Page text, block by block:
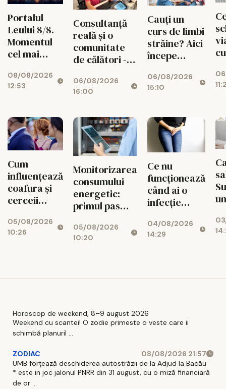
Portalul
Leului 8/8.
Momentul
cel mai
verii
08/08/2026
12:53
Consultanță
reală și o
comunitate
de călători -
spatele
fiecărui
CISTOUR
06/08/2026
16:00
Cauți un
curs de limbi
străine? Aici
începe
ta cu Lingua
Transcript
06/08/2026
15:10
Cum
influențează
coafura și
cerceii
care o lași la
prima
05/08/2026
10:26
Monitorizarea
consumului
energetic:
primul pas
reducerea
costurilor
05/08/2026
10:20
Ce nu
funcționează
când ai o
infecție
recurentă și
ce poate
04/08/2026
14:29
Horoscop de weekend, 8–9 august 2026
Weekend cu scantei! O zodie primeste o veste care ii
schimbă planuril ...
ZODIAC
08/08/2026 21:57
UMB forțează deschiderea autostrăzii de la Adjud la Bacău
* este in joc jalonul PNRR din 31 august, cu o miză financiară
de or ...